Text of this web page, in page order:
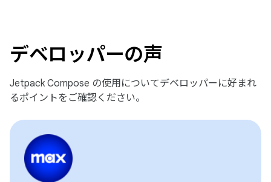
デベロッパーの声
Jetpack Compose の使用についてデベロッパーに好まれ
るポイントをご確認ください。